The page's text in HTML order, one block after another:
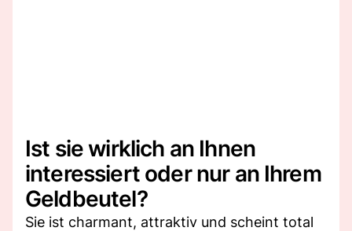
Ist sie wirklich an Ihnen
interessiert oder nur an Ihrem
Geldbeutel?
Sie ist charmant, attraktiv und scheint total